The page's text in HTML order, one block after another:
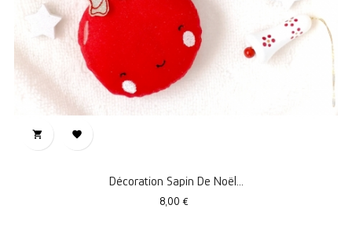
 
Décoration Sapin De Noël...
Prix
8,00 €